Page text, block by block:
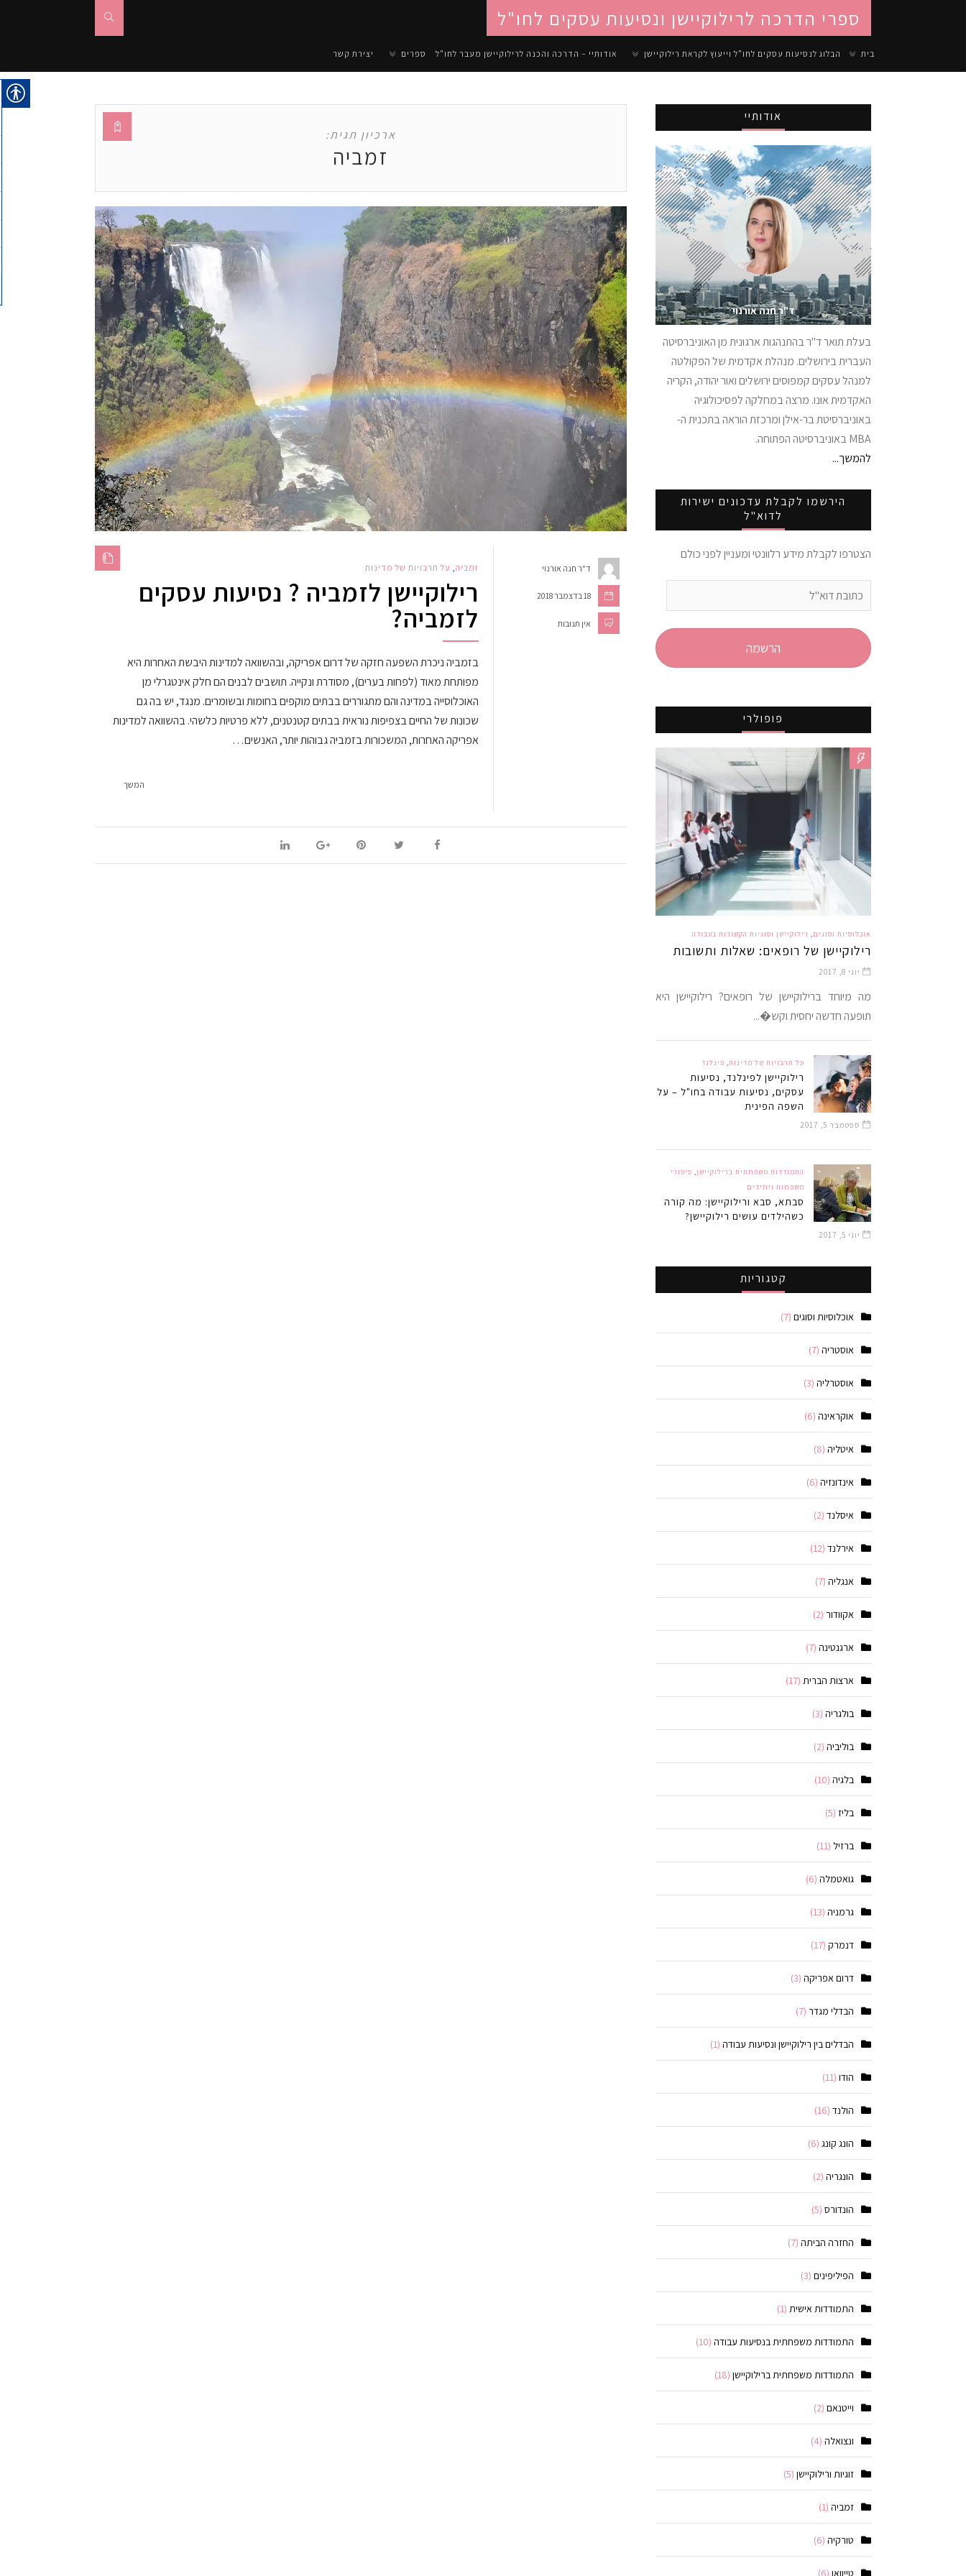
ספרי הדרכה לרילוקיישן ונסיעות עסקים לחו"ל
בית הבלוג לנסיעות עסקים לחו"ל וייעוץ לקראת רילוקיישן אודותיי – הדרכה והכנה לרילוקיישן מעבר לחו"ל ספרים יצירת קשר
ארכיון תגית:
זמביה
ד"ר חנה אורנוי
18 בדצמבר 2018
אין תגובות
זמביה, על תרבויות של מדינות
רילוקיישן לזמביה ? נסיעות עסקים
לזמביה?
בזמביה ניכרת השפעה חזקה של דרום אפריקה, ובהשוואה למדינות היבשת האחרות היא
מפותחת מאוד (לפחות בערים), מסודרת ונקייה. תושבים לבנים הם חלק אינטגרלי מן
האוכלוסייה במדינה והם מתגוררים בבתים מוקפים בחומות ובשומרים. מנגד, יש בה גם
שכונות של החיים בצפיפות נוראית בבתים קטנטנים, ללא פרטיות כלשהי. בהשוואה למדינות
אפריקה האחרות, המשכורות בזמביה גבוהות יותר, האנשים…
המשך
אודותיי
ד"ר חנה אורנוי
בעלת תואר ד"ר בהתנהגות ארגונית מן האוניברסיטה
העברית בירושלים. מנהלת אקדמית של הפקולטה
למנהל עסקים קמפוסים ירושלים ואור יהודה, הקריה
האקדמית אונו. מרצה במחלקה לפסיכולוגיה
באוניברסיטת בר-אילן ומרכזת הוראה בתכנית ה-
MBA באוניברסיטה הפתוחה.
להמשך...
הירשמו לקבלת עדכונים ישירות
לדוא"ל
הצטרפו לקבלת מידע רלוונטי ומעניין לפני כולם
הרשמה
פופולרי
אוכלוסיות וסוגים, רילוקיישן וסוגיות הקשורות בעבודה
רילוקיישן של רופאים: שאלות ותשובות
יוני 8, 2017
מה מיוחד ברילוקיישן של רופאים? רילוקיישן היא
תופעה חדשה יחסית וקש�...
על תרבויות של מדינות, פינלנד
רילוקיישן לפינלנד, נסיעות
עסקים, נסיעות עבודה בחו"ל – על
השפה הפינית
ספטמבר 5, 2017
התמודדות משפחתית ברילוקיישן, סיפורי
משפחות ויחידים
סבתא, סבא ורילוקיישן: מה קורה
כשהילדים עושים רילוקיישן?
יוני 5, 2017
קטגוריות
אוכלוסיות וסוגים (7)
אוסטריה (7)
אוסטרליה (3)
אוקראינה (6)
איטליה (8)
אינדונזיה (6)
איסלנד (2)
אירלנד (12)
אנגליה (7)
אקוודור (2)
ארגנטינה (7)
ארצות הברית (17)
בולגריה (3)
בוליביה (2)
בלגיה (10)
בליז (5)
ברזיל (11)
גואטמלה (6)
גרמניה (13)
דנמרק (17)
דרום אפריקה (3)
הבדלי מגדר (7)
הבדלים בין רילוקיישן ונסיעות עבודה (1)
הודו (11)
הולנד (16)
הונג קונג (6)
הונגריה (2)
הונדורס (5)
החזרה הביתה (7)
הפיליפינים (3)
התמודדות אישית (1)
התמודדות משפחתית בנסיעות עבודה (10)
התמודדות משפחתית ברילוקיישן (18)
וייטנאם (2)
ונצואלה (4)
זוגיות ורילוקיישן (5)
זמביה (1)
טורקיה (6)
טייוואן (6)